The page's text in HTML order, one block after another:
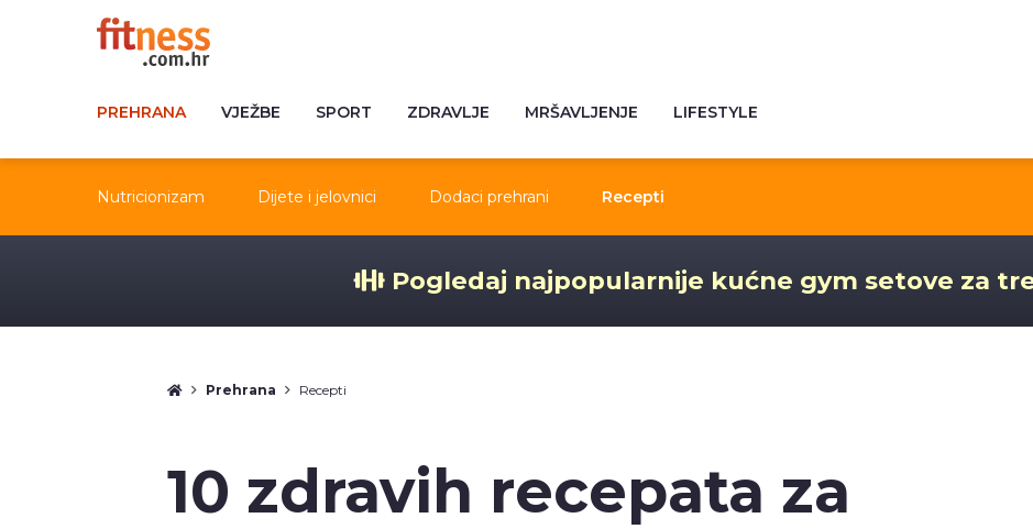
PREHRANA VJEŽBE SPORT ZDRAVLJE MRŠAVLJENJE LIFESTYLE
Nutricionizam Dijete i jelovnici Dodaci prehrani Recepti
Pogledaj najpopularnije kućne gym setove za
Prehrana Recepti
10 zdravih recepata za